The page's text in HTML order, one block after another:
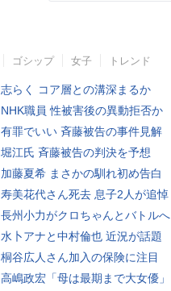
ゴシップ 女子 トレンド
志らく コア層との溝深まるか
NHK職員 性被害後の異動拒否か
有罪でいい 斉藤被告の事件見解
堀江氏 斉藤被告の判決を予想
加藤夏希 まさかの馴れ初め告白
寿美花代さん死去 息子2人が追悼
長州小力がクロちゃんとバトルへ
水卜アナと中村倫也 近況が話題
桐谷広人さん加入の保険に注目
高嶋政宏「母は最期まで大女優」